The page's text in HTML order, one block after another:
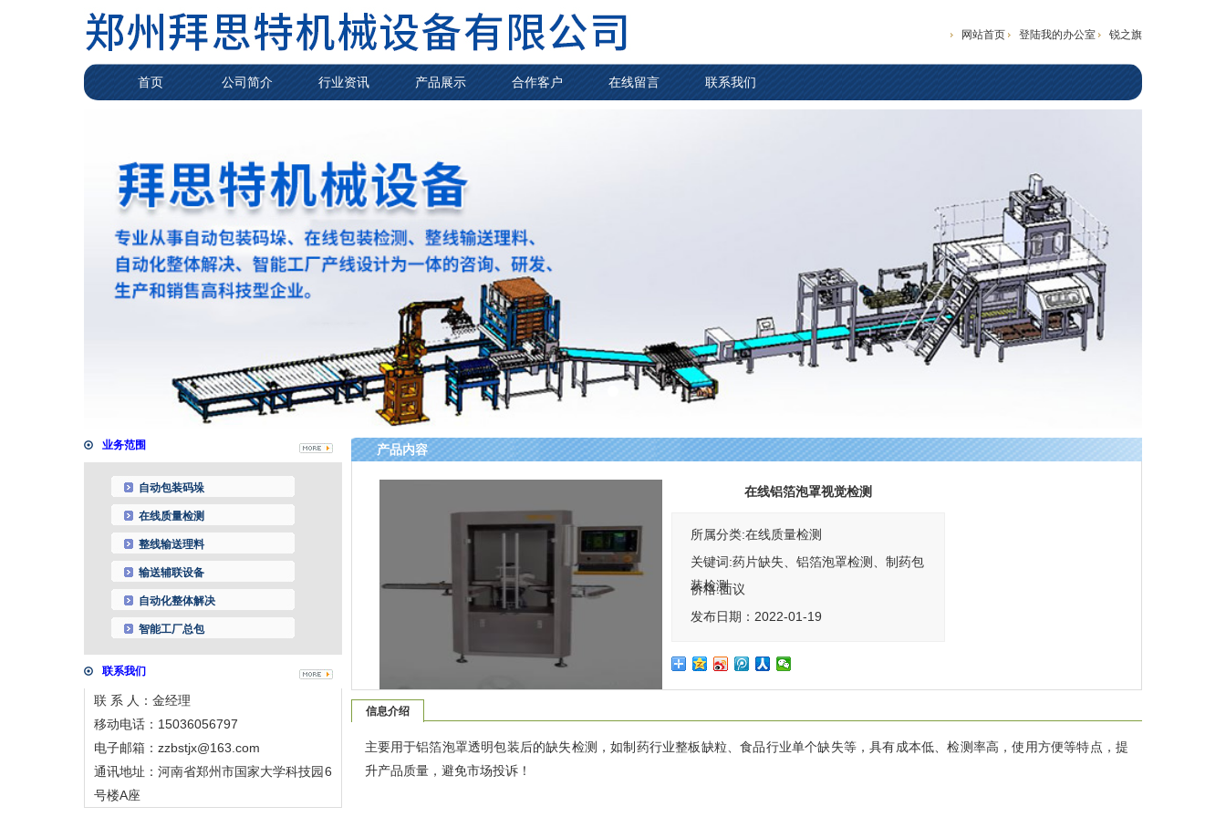
网站首页 登陆我的办公室 锐之旗
首页 公司简介 行业资讯 产品展示 合作客户 在线留言 联系我们
业务范围
自动包装码垛
在线质量检测
整线输送理料
输送辅联设备
自动化整体解决
智能工厂总包
联系我们
联 系 人： 金经理
移动电话： 15036056797
电子邮箱： zzbstjx@163.com
通讯地址：河南省郑州市国家大学科技园6
号楼A座
产品内容
在线铝箔泡罩视觉检测
所属分类:在线质量检测
关键词:药片缺失、铝箔泡罩检测、制药包
装检测
价格:面议
发布日期：2022-01-19
信息介绍
主要用于铝箔泡罩透明包装后的缺失检测，如制药行业整板缺粒、食品行业单个缺失等，具有成本低、检测率高，使用方便等特点，提
升产品质量，避免市场投诉！